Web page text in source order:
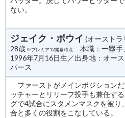
ない。
ジェイク・ボウイ (オーストラ
28歳 ※プレミア12開幕時点
本職：一塁
1996年7月16日生／出身地：オー
パース
ファーストがメインポジション
ッチャーとリリーフ投手も兼任す
グで4試合にスタメンマスクを被
合と多くの役割をこなしている。